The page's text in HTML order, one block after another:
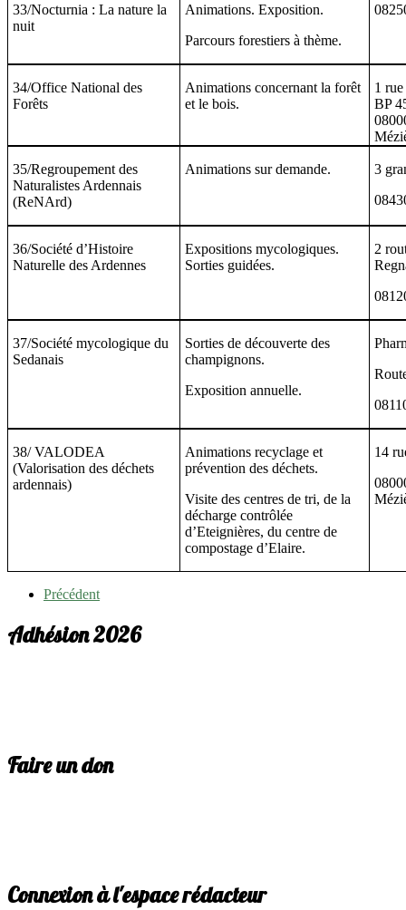
33/Nocturnia : La nature la
nuit
Animations. Exposition.
Parcours forestiers à thème.
34/Office National des
Forêts
Animations concernant la forêt
et le bois.
1
BP
35/Regroupement des
Naturalistes Ardennais
(ReNArd)
Animations sur demande.
3
36/Société d’Histoire
Naturelle des Ardennes
Expositions mycologiques.
Sorties guidées.
2
37/Société mycologique du
Sedanais
Sorties de découverte des
champignons.
Exposition annuelle.
38/ VALODEA
(Valorisation des déchets
ardennais)
Animations recyclage et
prévention des déchets.
Visite des centres de tri, de la
décharge contrôlée
d’Eteignières, du centre de
compostage d’Elaire.
14
Précédent
Adhésion 2026
Faire un don
Connexion à l'espace rédacteur